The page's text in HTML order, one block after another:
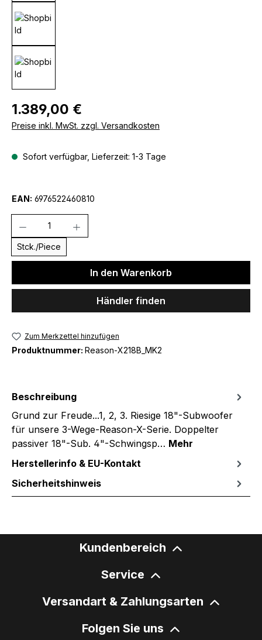
Regulärer Preis:
1.389,00 €
Preise inkl. MwSt. zzgl. Versandkosten
Sofort verfügbar, Lieferzeit: 1-3 Tage
EAN: 6976522460810
Stck./Piece
In den Warenkorb
Händler finden
Zum Merkzettel hinzufügen
Produktnummer: Reason-X218B_MK2
Beschreibung
Grund zur Freude...1, 2, 3. Riesige 18"-Subwoofer
für unsere 3-Wege-Reason-X-Serie. Doppelter
passiver 18"-Sub. 4"-Schwingsp… Mehr
Herstellerinfo & EU-Kontakt
Sicherheitshinweis
Kundenbereich
Service
Versandart & Zahlungsarten
Folgen Sie uns